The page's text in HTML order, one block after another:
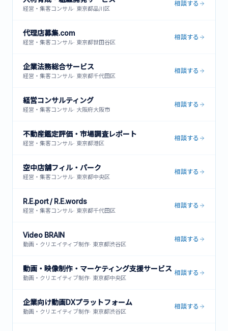
経営・集客コンサル· 東京都品川区
相談する
代理店募集.com
経営・集客コンサル· 東京都世田谷区
相談する
企業法務総合サービス
経営・集客コンサル· 東京都千代田区
相談する
経営コンサルティング
経営・集客コンサル· 大阪府大阪市
相談する
不動産鑑定評価・市場調査レポート
経営・集客コンサル· 東京都港区
相談する
空中店舗フィル・パーク
経営・集客コンサル· 東京都中央区
相談する
R.E.port / R.E.words
経営・集客コンサル· 東京都千代田区
相談する
Video BRAIN
動画・クリエイティブ制作· 東京都渋谷区
相談する
動画・映像制作・マーケティング支援サービス
動画・クリエイティブ制作· 東京都中央区
相談する
企業向け動画DXプラットフォーム
動画・クリエイティブ制作· 東京都渋谷区
相談する